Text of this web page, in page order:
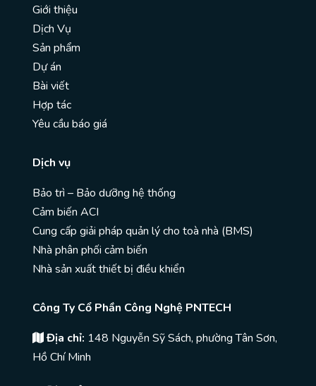
Giới thiệu
Dịch Vụ
Sản phẩm
Dự án
Bài viết
Hợp tác
Yêu cầu báo giá
Dịch vụ
Bảo trì – Bảo dưỡng hệ thống
Cảm biến ACI
Cung cấp giải pháp quản lý cho toà nhà (BMS)
Nhà phân phối cảm biến
Nhà sản xuất thiết bị điều khiển
Công Ty Cổ Phần Công Nghệ PNTECH
Địa chỉ: 148 Nguyễn Sỹ Sách, phường Tân Sơn,
Hồ Chí Minh